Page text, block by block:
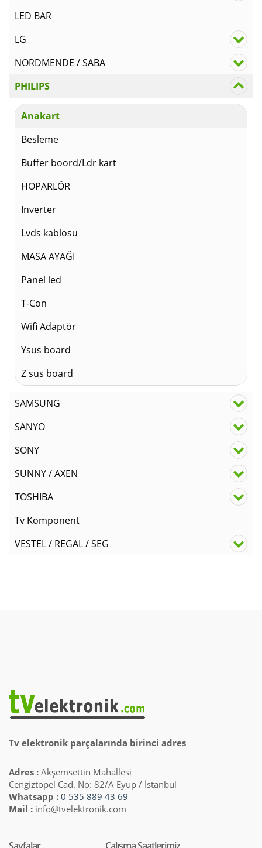
LED BAR
LG
NORDMENDE / SABA
PHILIPS
Anakart
Besleme
Buffer boord/Ldr kart
HOPARLÖR
Inverter
Lvds kablosu
MASA AYAĞI
Panel led
T-Con
Wifi Adaptör
Ysus board
Z sus board
SAMSUNG
SANYO
SONY
SUNNY / AXEN
TOSHIBA
Tv Komponent
VESTEL / REGAL / SEG
Tv elektronik parçalarında birinci adres
Adres : Akşemsettin Mahallesi
Cengiztopel Cad. No: 82/A Eyüp / İstanbul
Whatsapp : 0 535 889 43 69
Mail : info@tvelektronik.com